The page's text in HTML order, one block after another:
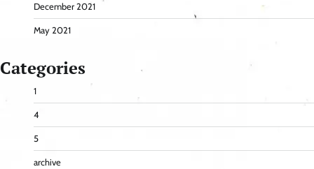
December 2021
May 2021
Categories
1
4
5
archive